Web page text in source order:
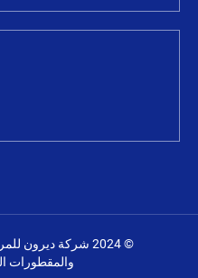
© 2024 شركة
والمقطورات